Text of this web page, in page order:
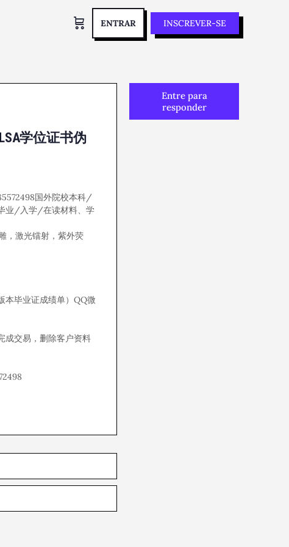
ENTRAR INSCREVER-SE
学位证书伪
国外院校本科/
业/入学/在读材料、学
，激光镭射，紫外荧
本毕业证成绩单）QQ微
成交易，删除客户资料
Entre para
responder